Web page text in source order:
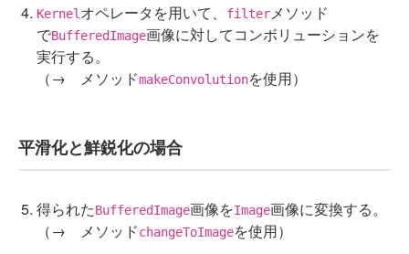
Kernel オペレータを用いて、 filter メソッド
でBufferedImage画像に対してコンボリューションを
実行する。
（→ メソッドmakeConvolutionを使用）
平滑化と鮮鋭化の場合
得られたBufferedImage画像をImage画像に変換する。
（→ メソッドchangeToImageを使用）